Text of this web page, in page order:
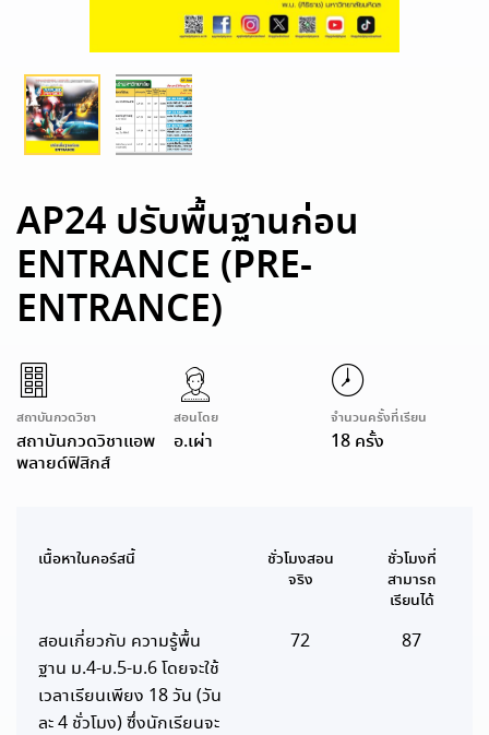
AP24 ปรับพื้นฐานก่อน
ENTRANCE (PRE-
ENTRANCE)
สถาบันกวดวิชา
สถาบันกวดวิชาแอพ
พลายด์ฟิสิกส์
สอนโดย
อ.เผ่า
จำนวนครั้งที่เรียน
18 ครั้ง
เนื้อหาในคอร์สนี้
ชั่วโมงสอน
จริง
ชั่วโมงที่
สามารถ
เรียนได้
สอนเกี่ยวกับ ความรู้พื้น
ฐาน ม.4-ม.5-ม.6 โดยจะใช้
เวลาเรียนเพียง 18 วัน (วัน
ละ 4 ชั่วโมง) ซึ่งนักเรียนจะ
72 87